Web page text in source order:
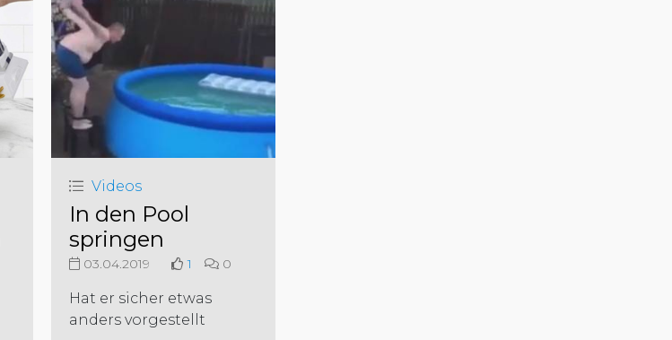
Videos
In den Pool
springen
03.04.2019 1 0
Hat er sicher etwas
anders vorgestellt